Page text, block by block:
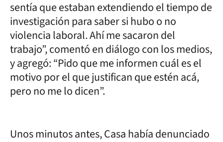
sentía que estaban extendiendo el tiempo de
investigación para saber si hubo o no
violencia laboral. Ahí me sacaron del
trabajo”, comentó en diálogo con los medios,
y agregó: “Pido que me informen cuál es el
motivo por el que justifican que estén acá,
pero no me lo dicen”.
Unos minutos antes, Casa había denunciado